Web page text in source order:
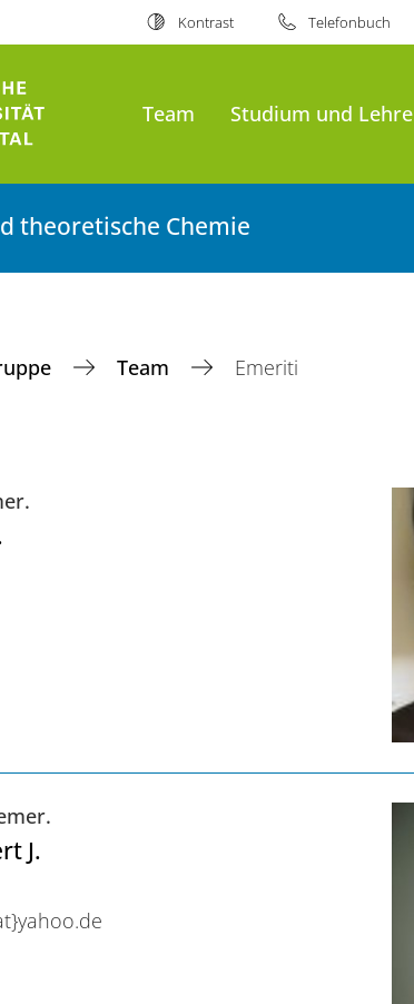
Kontrast Telefonbuch
Team Studium und Lehre
theoretische Chemie
Team Emeriti
J.